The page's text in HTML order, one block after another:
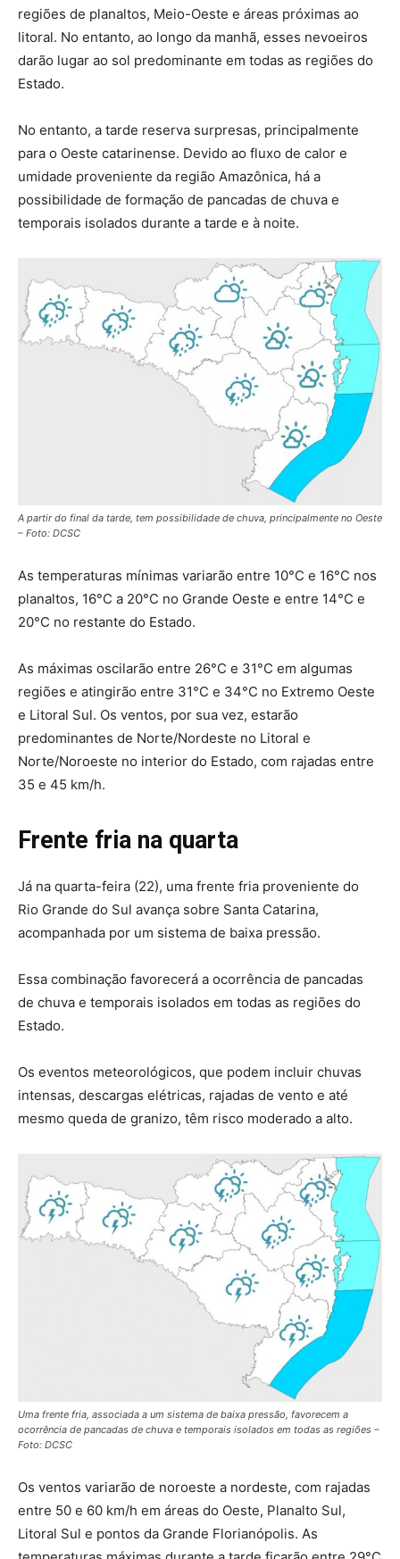
regiões de planaltos, Meio-Oeste e áreas próximas ao
litoral. No entanto, ao longo da manhã, esses nevoeiros
darão lugar ao sol predominante em todas as regiões do
Estado.
No entanto, a tarde reserva surpresas, principalmente
para o Oeste catarinense. Devido ao fluxo de calor e
umidade proveniente da região Amazônica, há a
possibilidade de formação de pancadas de chuva e
temporais isolados durante a tarde e à noite.
A partir do final da tarde, tem possibilidade de chuva, principalmente no Oeste
– Foto: DCSC
As temperaturas mínimas variarão entre 10°C e 16°C nos
planaltos, 16°C a 20°C no Grande Oeste e entre 14°C e
20°C no restante do Estado.
As máximas oscilarão entre 26°C e 31°C em algumas
regiões e atingirão entre 31°C e 34°C no Extremo Oeste
e Litoral Sul. Os ventos, por sua vez, estarão
predominantes de Norte/Nordeste no Litoral e
Norte/Noroeste no interior do Estado, com rajadas entre
35 e 45 km/h.
Frente fria na quarta
Já na quarta-feira (22), uma frente fria proveniente do
Rio Grande do Sul avança sobre Santa Catarina,
acompanhada por um sistema de baixa pressão.
Essa combinação favorecerá a ocorrência de pancadas
de chuva e temporais isolados em todas as regiões do
Estado.
Os eventos meteorológicos, que podem incluir chuvas
intensas, descargas elétricas, rajadas de vento e até
mesmo queda de granizo, têm risco moderado a alto.
Uma frente fria, associada a um sistema de baixa pressão, favorecem a
ocorrência de pancadas de chuva e temporais isolados em todas as regiões –
Foto: DCSC
Os ventos variarão de noroeste a nordeste, com rajadas
entre 50 e 60 km/h em áreas do Oeste, Planalto Sul,
Litoral Sul e pontos da Grande Florianópolis. As